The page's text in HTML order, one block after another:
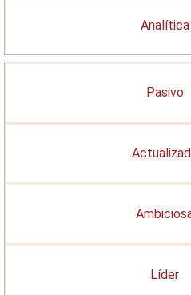
Analítica
Pasivo
Líder